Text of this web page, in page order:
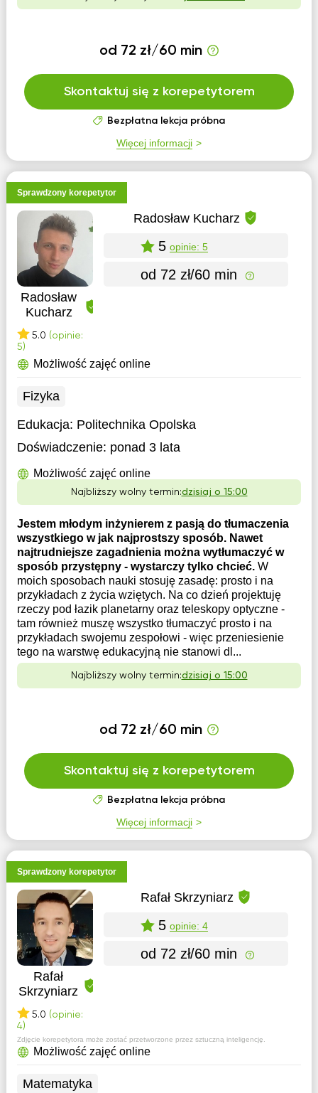
od 72 zł/60 min
Skontaktuj się z korepetytorem
Bezpłatna lekcja próbna
Więcej informacji
Sprawdzony korepetytor
Radosław
Kucharz
5.0 (opinie:
5)
Radosław Kucharz
5 opinie: 5
od 72 zł/60 min
Możliwość zajęć online
Fizyka
Edukacja: Politechnika Opolska
Doświadczenie: ponad 3 lata
Możliwość zajęć online
Najbliższy wolny termin:dzisiaj o 15:00
Jestem młodym inżynierem z pasją do tłumaczenia
wszystkiego w jak najprostszy sposób. Nawet
najtrudniejsze zagadnienia można wytłumaczyć w
sposób przystępny - wystarczy tylko chcieć. W
moich sposobach nauki stosuję zasadę: prosto i na
przykładach z życia wziętych. Na co dzień projektuję
rzeczy pod łazik planetarny oraz teleskopy optyczne -
tam również muszę wszystko tłumaczyć prosto i na
przykładach swojemu zespołowi - więc przeniesienie
tego na warstwę edukacyjną nie stanowi dl...
Najbliższy wolny termin:dzisiaj o 15:00
od 72 zł/60 min
Skontaktuj się z korepetytorem
Bezpłatna lekcja próbna
Więcej informacji
Sprawdzony korepetytor
Rafał
Skrzyniarz
5.0 (opinie:
4)
Rafał Skrzyniarz
5 opinie: 4
od 72 zł/60 min
Zdjęcie korepetytora może zostać przetworzone przez sztuczną inteligencję.
Możliwość zajęć online
Matematyka